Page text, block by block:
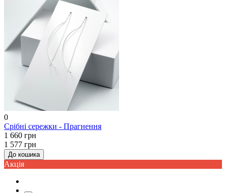
0
Срібні сережки - Прагнення
1 660 грн
1 577 грн
До кошика
Акцiя